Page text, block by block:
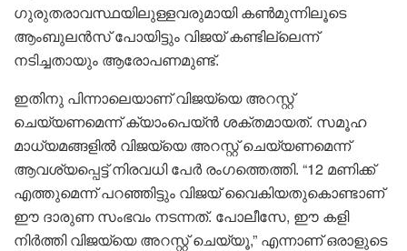
ഗുരുതരാവസ്ഥയിലുള്ളവരുമായി കൺമുന്നിലൂടെ
ആംബുലൻസ് പോയിട്ടും വിജയ് കണ്ടില്ലെന്ന്
നടിച്ചതായും ആരോപണമുണ്ട്.
ഇതിനു പിന്നാലെയാണ് വിജ‌യ്‌യെ അറസ്റ്റ്
ചെയ്യണമെന്ന് ക്യാംപെയ്ൻ ശക്തമായത്. സമൂഹ
മാധ്യമങ്ങളിൽ വിജയ്‌യെ അറസ്റ്റ് ചെയ്യണമെന്ന്
ആവശ്യപ്പെട്ട് നിരവധി പേർ രംഗത്തെത്തി. “12 മണിക്ക്
എത്തുമെന്ന് പറഞ്ഞിട്ടും വിജയ് വൈകിയതുകൊണ്ടാണ്
ഈ ദാരുണ സംഭവം നടന്നത്. പോലീസേ, ഈ കളി
നിർത്തി വിജയ്‌യെ അറസ്റ്റ് ചെയ്യൂ,” എന്നാണ് ഒരാളുടെ